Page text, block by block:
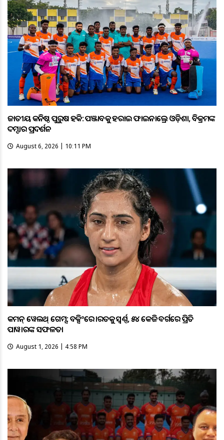
ଜାତୀୟ କନିଷ୍ଠ ପୁରୁଷ ହକି: ପଞ୍ଜାବକୁ ହରାଇ ଫାଇନାଲ୍ରେ ଓଡ଼ିଶା, ବିକ୍ରମଙ୍କ
ଦମ୍ଦାର ପ୍ରଦର୍ଶନ
August 6, 2026 | 10:11 PM
କମନ୍ ୱେଲଥ୍ ଗେମ୍ସ: ବକ୍ସିଂରେ ଭାରତକୁ ସ୍ବର୍ଣ୍ଣ, ୫୪ କେଜି ବର୍ଗରେ ପ୍ରିତି
ପାୱାରଙ୍କ ସଫଳତା
August 1, 2026 | 4:58 PM